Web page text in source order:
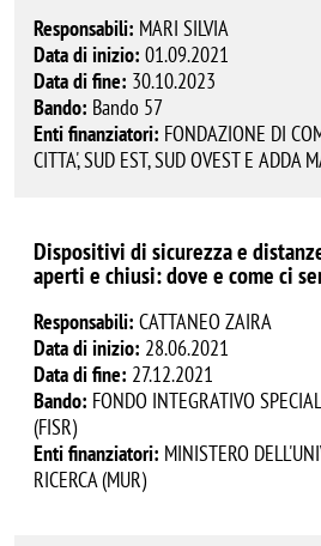
Responsabili: MARI SILVIA
Data di inizio: 01.09.2021
Data di fine: 30.10.2023
Bando: Bando 57
Enti finanziatori: FONDAZIONE DI
CITTA', SUD EST, SUD OVEST E ADDA
Dispositivi di sicurezza e
aperti e chiusi: dove e come ci
Responsabili: CATTANEO ZAIRA
Data di inizio: 28.06.2021
Data di fine: 27.12.2021
Bando: FONDO INTEGRATIVO
(FISR)
Enti finanziatori: MINISTERO
RICERCA (MUR)